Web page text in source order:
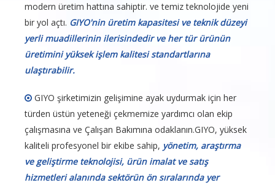
modern üretim hattına sahiptir. ve temiz teknolojide yeni
bir yol açtı. GIYO'nin üretim kapasitesi ve teknik düzeyi
yerli muadillerinin ilerisindedir ve her tür ürünün
üretimini yüksek işlem kalitesi standartlarına
ulaştırabilir.
 GIYO şirketimizin gelişimine ayak uydurmak için her
türden üstün yeteneği çekmemize yardımcı olan ekip
çalışmasına ve Çalışan Bakımına odaklanın.GIYO, yüksek
kaliteli profesyonel bir ekibe sahip, yönetim, araştırma
ve geliştirme teknolojisi, ürün imalat ve satış
hizmetleri alanında sektörün ön sıralarında yer